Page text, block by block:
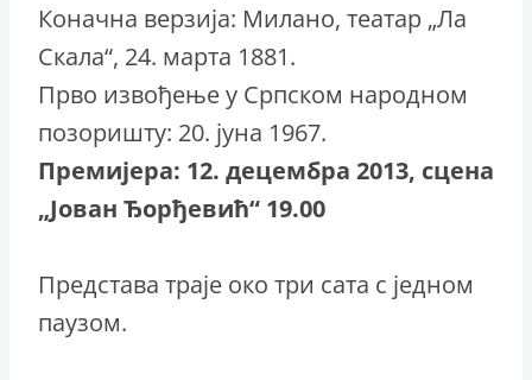
Коначна верзија: Милано, театар „Ла
Скала“, 24. марта 1881.
Прво извођење у Српском народном
позоришту: 20. јуна 1967.
Премијера: 12. децембра 2013, сцена
„Јован Ђорђевић“ 19.00
Представа траје око три сата с једном
паузом.